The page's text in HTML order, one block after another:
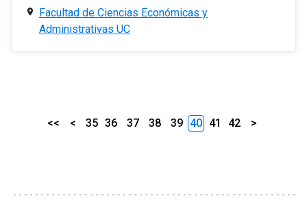
Facultad de Ciencias Económicas y
Administrativas UC
<< < 35 36 37 38 39 40 41 42 >